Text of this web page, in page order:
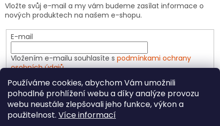
Používáme cookies, abychom Vám umožnili
pohodlné prohlížení webu a díky analýze provozu
webu neustále zlepšovali jeho funkce, výkon a
použitelnost. Více informací
Vložte svůj e-mail a my vám budeme zasílat informace o
nových produktech na našem e-shopu.
E-mail
Vložením e-mailu souhlasíte s podmínkami ochrany
osobních údajů
PŘIHLÁSIT SE